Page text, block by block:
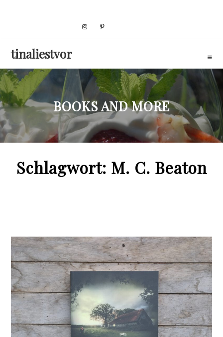
tinaliestvor
BOOKS AND MORE
Schlagwort: M. C. Beaton